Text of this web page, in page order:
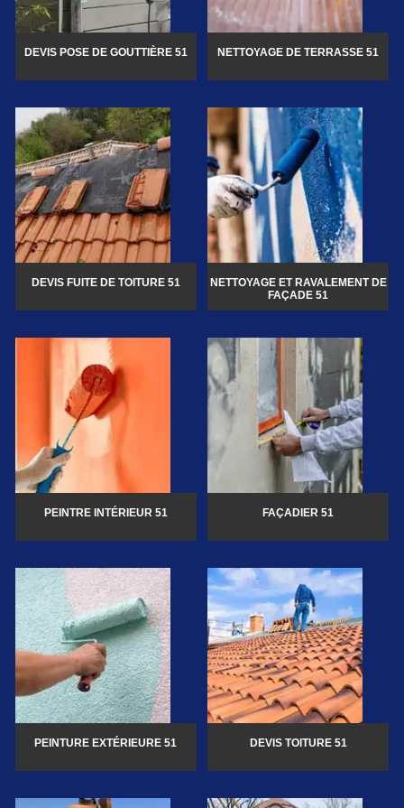
DEVIS POSE DE GOUTTIÈRE 51 NETTOYAGE DE TERRASSE 51
DEVIS FUITE DE TOITURE 51
NETTOYAGE ET RAVALEMENT DE
FAÇADE 51
PEINTRE INTÉRIEUR 51 FAÇADIER 51
PEINTURE EXTÉRIEURE 51 DEVIS TOITURE 51